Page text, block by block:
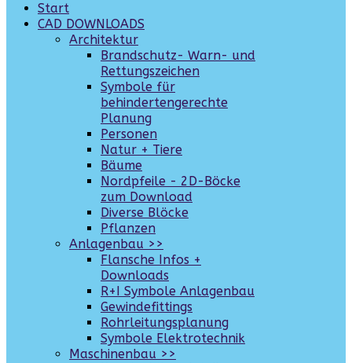
Start
CAD DOWNLOADS
Architektur
Brandschutz- Warn- und
Rettungszeichen
Symbole für
behindertengerechte
Planung
Personen
Natur + Tiere
Bäume
Nordpfeile - 2D-Böcke
zum Download
Diverse Blöcke
Pflanzen
Anlagenbau >>
Flansche Infos +
Downloads
R+I Symbole Anlagenbau
Gewindefittings
Rohrleitungsplanung
Symbole Elektrotechnik
Maschinenbau >>